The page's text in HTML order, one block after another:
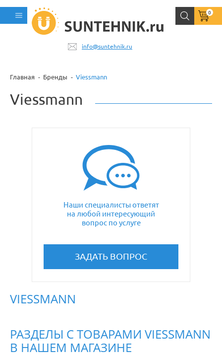
info@suntehnik.ru
0
Главная Бренды Viessmann
Viessmann
Наши специалисты ответят
на любой интересующий
вопрос по услуге
ЗАДАТЬ ВОПРОС
VIESSMANN
РАЗДЕЛЫ С ТОВАРАМИ VIESSMANN
В НАШЕМ МАГАЗИНЕ